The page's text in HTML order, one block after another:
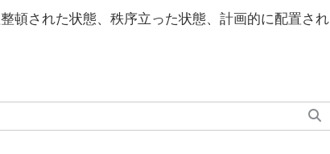
頓された状態、秩序立った状態、計画的に配置され